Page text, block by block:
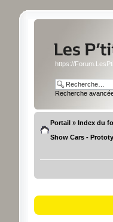
https://
Recherche
Portail» Index du
Show Cars -